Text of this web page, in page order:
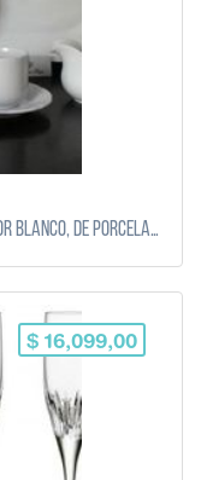
Juego de vajilla para el te completo, color blanco, de porcelana.
$ 16,099,00